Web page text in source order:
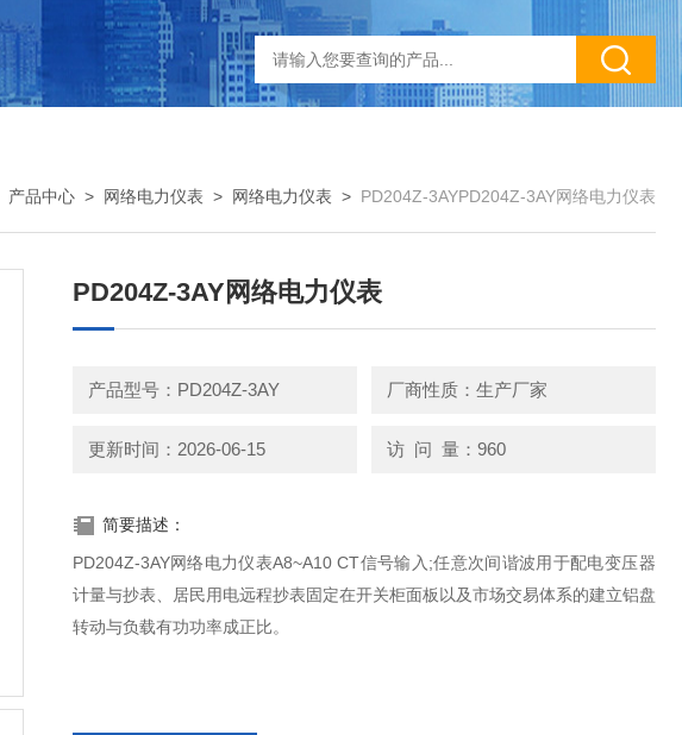
产品中心 > 网络电力仪表 > 网络电力仪表 > PD204Z-3AYPD204Z-3AY网络电力仪表
PD204Z-3AY网络电力仪表
产品型号：PD204Z-3AY 厂商性质：生产厂家
更新时间：2026-06-15 访 问 量：960
简要描述：
PD204Z-3AY网络电力仪表A8~A10 CT信号输入;任意次间谐波用于配电变压器
计量与抄表、居民用电远程抄表固定在开关柜面板以及市场交易体系的建立铝盘
转动与负载有功功率成正比。